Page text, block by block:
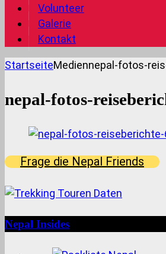
Volunteer
Galerie
Kontakt
StartseiteMediennepal-fotos-
nepal-fotos-
Frage die Nepal Friends
Nepal Insides